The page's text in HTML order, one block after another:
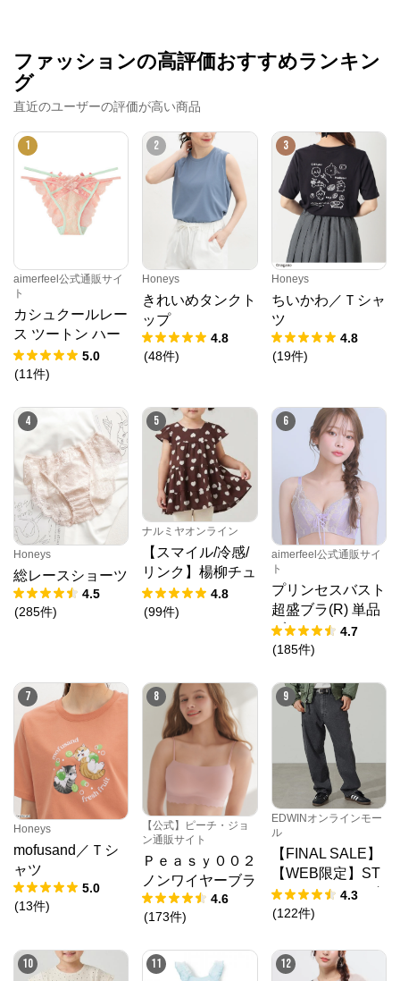
ファッションの高評価おすすめランキン
グ
直近のユーザーの評価が高い商品
1
aimerfeel公式通販サイ
ト
カシュクールレー
ス ツートン ハー
フバックショーツ
5.0
(11件)
2
Honeys
きれいめタンクト
ップ
4.8
(48件)
3
Honeys
ちいかわ／Ｔシャ
ツ
4.8
(19件)
4
Honeys
総レースショーツ
4.5
(285件)
5
ナルミヤオンライン
【スマイル/冷感/
リンク】楊柳チュ
ニック
4.8
(99件)
6
aimerfeel公式通販サイ
ト
プリンセスバスト
超盛ブラ(R) 単品
ブラジャー4.7
(185件)
7
Honeys
mofusand／Ｔシ
ャツ
5.0
(13件)
8
【公式】ピーチ・ジョ
ン通販サイト
Ｐｅａｓｙ００２
ノンワイヤーブラ
4.6
(173件)
9
EDWINオンラインモー
ル
【FINAL SALE】
【WEB限定】ST
EPMARK ルーズ
ペインターパンツ
4.3
(122件)
10 11 12
クロスプラス オンラインストア
公式ECサイト
※外部サイトが開きます
クロスプラス　オンラインストア
からのコメン
ダ) 、ATSURO TAYAMA（アツロウ タヤマ）、
ALPHA CUBIC (アルファーキュービック)、DECOY
(デコイ)、Petit Honfleur (プチオンフルール)、
DERMASHARE (ダーマシェア)など、20 代～ 40 代の
大人女子ブランドを中心に、多くの人気ブランドをラ
インナップ。
レディースファッションを中心に、ライフスタイルを
豊かにするオリジナルアイテムをご提案します。